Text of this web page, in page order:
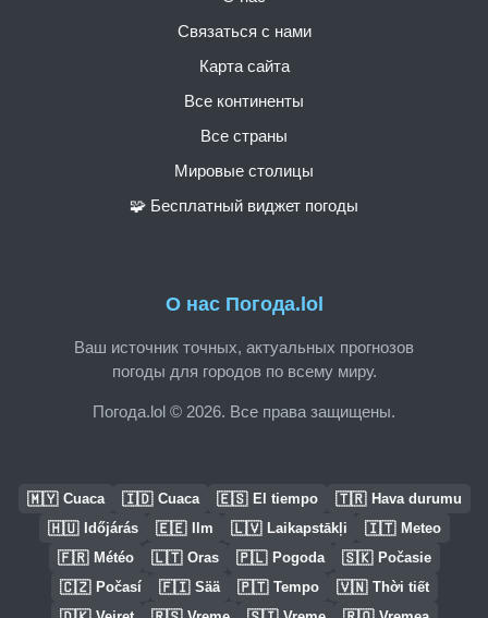
О нас Погода.lol
Ваш источник точных, актуальных прогнозов
погоды для городов по всему миру.
Погода.lol © 2026. Все права защищены.
Связаться с нами
Карта сайта
Все континенты
Все страны
Мировые столицы
🧩 Бесплатный виджет погоды
🇲🇾 Cuaca 🇮🇩 Cuaca 🇪🇸 El tiempo 🇹🇷 Hava durumu
🇭🇺 Időjárás 🇪🇪 Ilm 🇱🇻 Laikapstākļi 🇮🇹 Meteo
🇫🇷 Météo 🇱🇹 Oras 🇵🇱 Pogoda 🇸🇰 Počasie
🇨🇿 Počasí 🇫🇮 Sää 🇵🇹 Tempo 🇻🇳 Thời tiết